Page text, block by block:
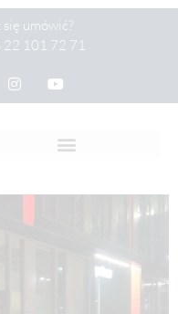
umówić?
22 101 72 71